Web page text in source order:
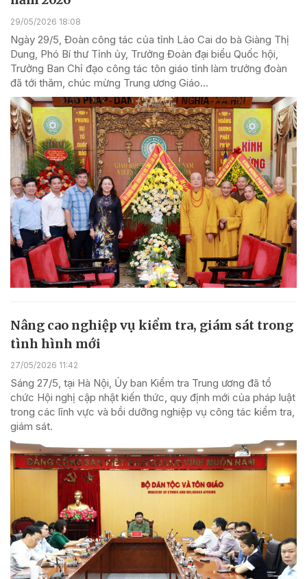
29/05/2026 18:08
Ngày 29/5, Đoàn công tác của tỉnh Lào Cai do bà Giàng Thị
Dung, Phó Bí thư Tỉnh ủy, Trưởng Đoàn đại biểu Quốc hội,
Trưởng Ban Chỉ đạo công tác tôn giáo tỉnh làm trưởng đoàn
đã tới thăm, chúc mừng Trung ương Giáo...
Nâng cao nghiệp vụ kiểm tra, giám sát trong
tình hình mới
27/05/2026 11:42
Sáng 27/5, tại Hà Nội, Ủy ban Kiểm tra Trung ương đã tổ
chức Hội nghị cập nhật kiến thức, quy định mới của pháp luật
trong các lĩnh vực và bồi dưỡng nghiệp vụ công tác kiểm tra,
giám sát.